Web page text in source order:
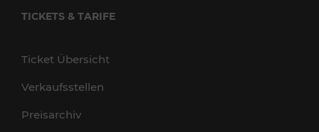
TICKETS & TARIFE
Ticket Übersicht
Verkaufsstellen
Preisarchiv